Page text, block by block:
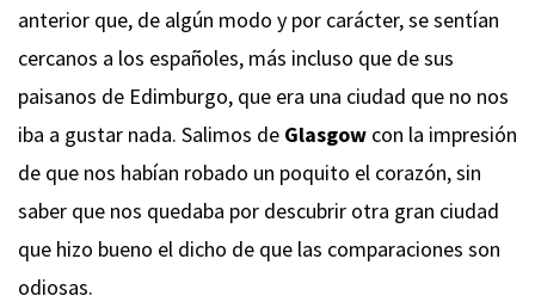
anterior que, de algún modo y por carácter, se sentían
cercanos a los españoles, más incluso que de sus
paisanos de Edimburgo, que era una ciudad que no nos
iba a gustar nada. Salimos de Glasgow con la impresión
de que nos habían robado un poquito el corazón, sin
saber que nos quedaba por descubrir otra gran ciudad
que hizo bueno el dicho de que las comparaciones son
odiosas.